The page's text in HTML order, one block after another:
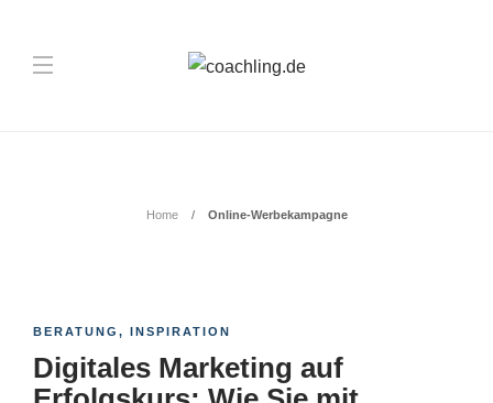
Home Online-Werbekampagne
BERATUNG , INSPIRATION
Digitales Marketing auf